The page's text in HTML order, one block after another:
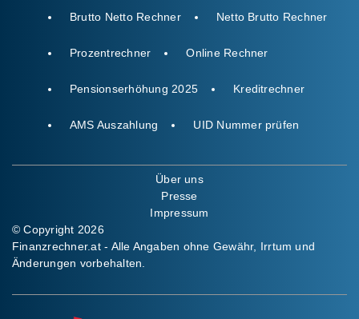
Brutto Netto Rechner Netto Brutto Rechner
Prozentrechner Online Rechner
Pensionserhöhung 2025 Kreditrechner
AMS Auszahlung UID Nummer prüfen
Über uns
Presse
Impressum
© Copyright 2026
Finanzrechner.at - Alle Angaben ohne Gewähr, Irrtum und
Änderungen vorbehalten.